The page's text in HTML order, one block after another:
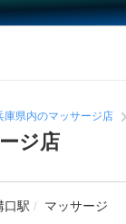
庫県内のマッサージ店
ジ店
口駅 マッサージ